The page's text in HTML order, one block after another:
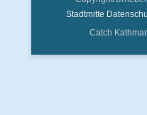
Stadtmitte
Catch